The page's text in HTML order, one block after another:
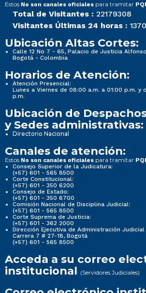
Estos No son canales oficiales para tramitar
Total de Visitantes : 22179308
Visitantes Últimas 24 horas :
Ubicación Altas Cortes:
Calle 12 No 7 - 65, Palacio de Justicia
Bogotá - Colombia
Horarios de Atención:
Atención Presencial:
Lunes a Viernes de 08:00 a.m. a 01:00 p.m. y
p.m.
Ubicación de
y Sedes administrativas:
Directorio Nacional
Canales de atención:
Estos No son canales oficiales para tramitar
Consejo Superior de la Judicatura:
(+57) 601 - 565 8500
Corte Constitucional:
(+57) 601 - 350 6200
Consejo de Estado:
(+57) 601 - 350 6700
Comisión Nacional de Disciplina Judicial:
(+57) 601 - 565 8500
Corte Suprema de Justicia:
(+57) 601 - 362 2000
Dirección Ejecutiva de Administración Judicial
Carrera 7 # 27-18, Bogotá
(+57) 601 - 565 8500
Acceda a su correo
institucional (Servidores Judiciales)